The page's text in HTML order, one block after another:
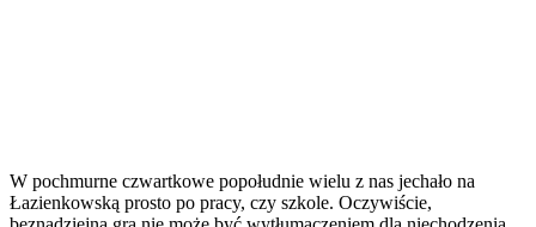
W pochmurne czwartkowe popołudnie wielu z nas jechało na
Łazienkowską prosto po pracy, czy szkole. Oczywiście,